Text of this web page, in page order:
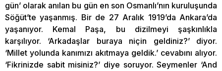
gün’ olarak anılan bu gün en son Osmanlı’nın kuruluşunda
Söğüt’te yaşanmış. Bir de 27 Aralık 1919’da Ankara’da
yaşanıyor. Kemal Paşa, bu dizilmeyi şaşkınlıkla
karşılıyor. ‘Arkadaşlar buraya niçin geldiniz?’ diyor.
‘Millet yolunda kanımızı akıtmaya geldik.’ cevabını alıyor.
‘Fikrinizde sabit misiniz?’ diye soruyor. Seymenler ‘And